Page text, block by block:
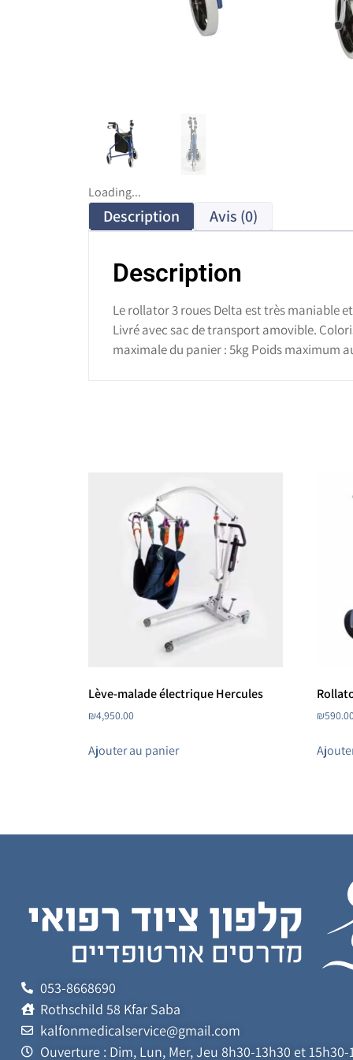
Loading...
Description Avis (0)
Description
Le rollator 3 roues Delta est très maniable
Livré avec sac de transport amovible.
maximale du panier : 5kg Poids maximum
Lève-malade électrique Hercules
₪4,950.00
Ajouter au panier
₪
053-8668690
Rothschild 58 Kfar Saba
kalfonmedicalservice@gmail.com
Ouverture : Dim, Lun, Mer, Jeu 8h30-13h30 et 15h30-